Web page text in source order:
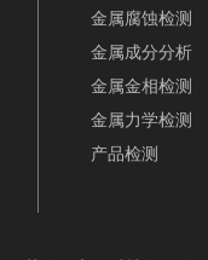
金属腐蚀检测
金属成分分析
金属金相检测
金属力学检测
产品检测